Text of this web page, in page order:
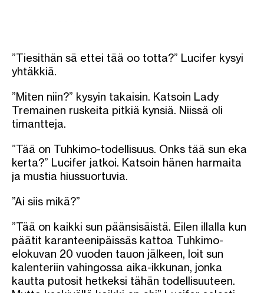
”Tiesithän sä ettei tää oo totta?” Lucifer kysyi
yhtäkkiä.
”Miten niin?” kysyin takaisin. Katsoin Lady
Tremainen ruskeita pitkiä kynsiä. Niissä oli
timantteja.
”Tää on Tuhkimo-todellisuus. Onks tää sun eka
kerta?” Lucifer jatkoi. Katsoin hänen harmaita
ja mustia hiussuortuvia.
”Ai siis mikä?”
”Tää on kaikki sun päänsisäistä. Eilen illalla kun
päätit karanteenipäissäs kattoa Tuhkimo-
elokuvan 20 vuoden tauon jälkeen, loit sun
kalenteriin vahingossa aika-ikkunan, jonka
kautta putosit hetkeksi tähän todellisuuteen.